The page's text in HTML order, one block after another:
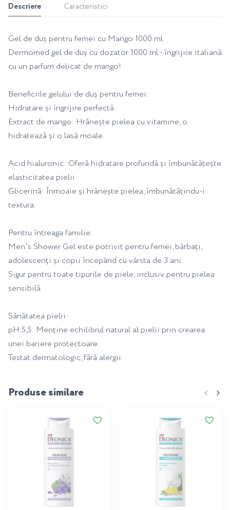
Descriere Caracteristici
Gel de duș pentru femei cu Mango 1000 ml
Dermomed gel de duș cu dozator 1000 ml - îngrijire italiană
cu un parfum delicat de mango!
Beneficiile gelului de duș pentru femei:
Hidratare și îngrijire perfectă:
Extract de mango: Hrănește pielea cu vitamine, o
hidratează și o lasă moale.
Acid hialuronic: Oferă hidratare profundă și îmbunătățește
elasticitatea pielii.
Glicerină: Înmoaie și hrănește pielea, îmbunătățindu-i
textura.
Pentru întreaga familie:
Men's Shower Gel este potrivit pentru femei, bărbați,
adolescenți și copii începând cu vârsta de 3 ani.
Sigur pentru toate tipurile de piele, inclusiv pentru pielea
sensibilă.
Sănătatea pielii:
pH 5,5: Menține echilibrul natural al pielii prin crearea
unei bariere protectoare.
Testat dermatologic, fără alergii.
Produse similare